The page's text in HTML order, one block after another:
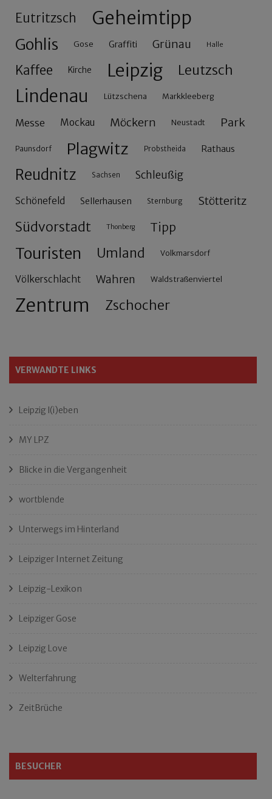
Eutritzsch Geheimtipp
Gohlis Gose Graffiti Grünau Halle
Kaffee Kirche Leipzig Leutzsch
Lindenau Lützschena Markkleeberg
Messe Mockau Möckern Neustadt Park
Paunsdorf Plagwitz Probstheida Rathaus
Reudnitz Sachsen Schleußig
Schönefeld Sellerhausen Sternburg Stötteritz
Südvorstadt Thonberg Tipp
Touristen Umland Volkmarsdorf
Völkerschlacht Wahren Waldstraßenviertel
Zentrum Zschocher
VERWANDTE LINKS
Leipzig l(i)eben
MY LPZ
Blicke in die Vergangenheit
wortblende
Unterwegs im Hinterland
Leipziger Internet Zeitung
Leipzig-Lexikon
Leipziger Gose
Leipzig Love
Welterfahrung
ZeitBrüche
BESUCHER